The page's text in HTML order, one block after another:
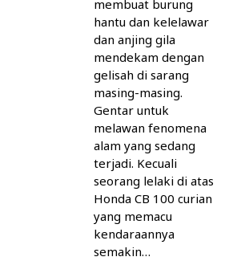
membuat burung
hantu dan kelelawar
dan anjing gila
mendekam dengan
gelisah di sarang
masing-masing.
Gentar untuk
melawan fenomena
alam yang sedang
terjadi. Kecuali
seorang lelaki di atas
Honda CB 100 curian
yang memacu
kendaraannya
semakin…